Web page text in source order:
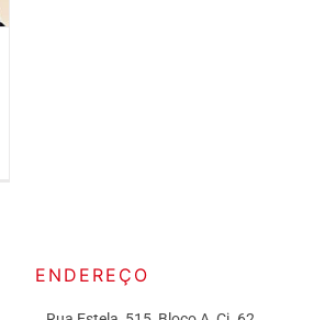
ENDEREÇO